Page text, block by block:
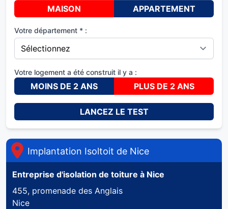
MAISON APPARTEMENT
Votre département * :
Votre logement a été construit il y a :
MOINS DE 2 ANS PLUS DE 2 ANS
LANCEZ LE TEST
Implantation Isoltoit de Nice
Entreprise d'isolation de toiture à Nice
455, promenade des Anglais
Nice